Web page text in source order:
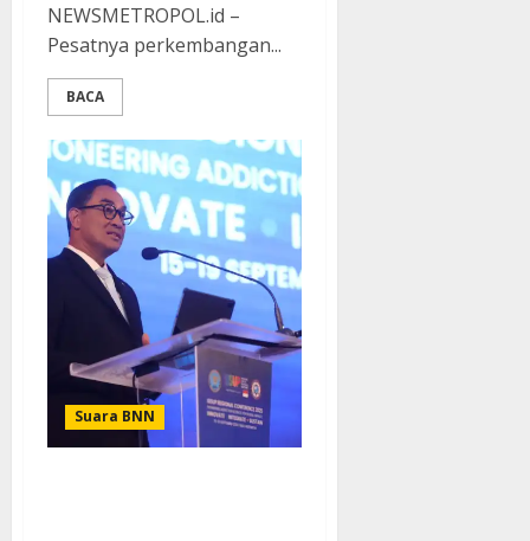
NEWSMETROPOL.id –
Pesatnya perkembangan...
BACA
Suara BNN